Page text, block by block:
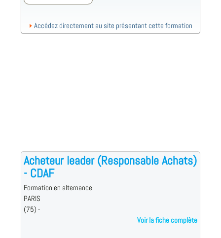
Accédez directement au site présentant cette formation
Acheteur leader (Responsable Achats)
- CDAF
Formation en alternance
PARIS
(75) -
Voir la fiche complète